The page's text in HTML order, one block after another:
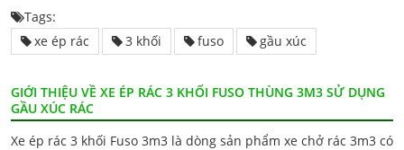
Tags:
xe ép rác
3 khối fuso gầu xúc
GIỚI THIỆU VỀ XE ÉP RÁC 3 KHỐI FUSO THÙNG 3M3 SỬ DỤNG
GẦU XÚC RÁC
Xe ép rác 3 khối Fuso 3m3 là dòng sản phẩm xe chở rác 3m3 có